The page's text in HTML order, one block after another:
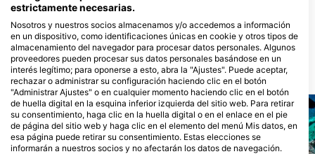
Evgenikos
Katapola, 84008 AMORGOS, Grecia
Puntos de inmersión cercanos
estrictamente necesarias.
Nosotros y nuestros socios almacenamos y/o accedemos a información
en un dispositivo, como identificaciones únicas en cookie y otros tipos de
almacenamiento del navegador para procesar datos personales. Algunos
proveedores pueden procesar sus datos personales basándose en un
interés legítimo; para oponerse a esto, abra la "Ajustes". Puede aceptar,
rechazar o administrar su configuración haciendo clic en el botón
"Administrar Ajustes" o en cualquier momento haciendo clic en el botón
de huella digital en la esquina inferior izquierda del sitio web. Para retirar
su consentimiento, haga clic en la huella digital o en el enlace en el pie
de página del sitio web y haga clic en el elemento del menú Mis datos, en
esa página puede retirar su consentimiento. Estas elecciones se
informarán a nuestros socios y no afectarán los datos de navegación.